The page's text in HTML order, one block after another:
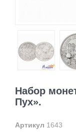
Набор
Пух».
Артикул 1643